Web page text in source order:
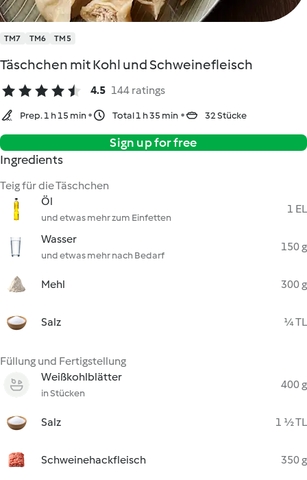
TM7 TM6 TM5
Täschchen mit Kohl und Schweinefleisch
4.5 144 ratings
Prep. 1 h 15 min Total 1 h 35 min 32 Stücke
Sign up for free
Ingredients
Teig für die Täschchen
Öl
und etwas mehr zum Einfetten
1 EL
Wasser
und etwas mehr nach Bedarf
150 g
Mehl 300 g
Salz ¼ TL
Füllung und Fertigstellung
Weißkohlblätter
in Stücken
400 g
Salz 1 ½ TL
Schweinehackfleisch 350 g